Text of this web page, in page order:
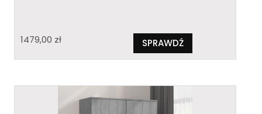
1479,00 zł SPRAWDŹ